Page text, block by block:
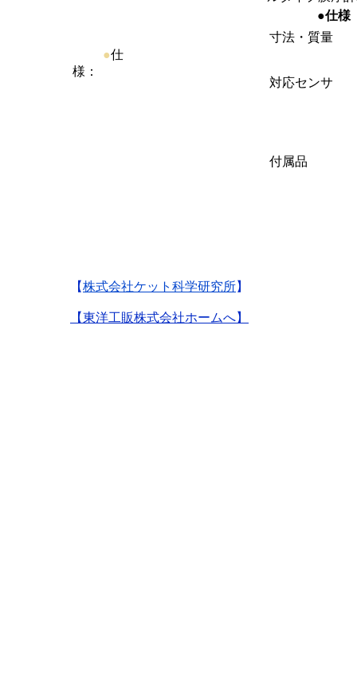
●仕
様：
●仕様
寸法・質量
対応センサ
付属品
【株式会社ケット科学研究所】
【東洋工販株式会社ホームへ】